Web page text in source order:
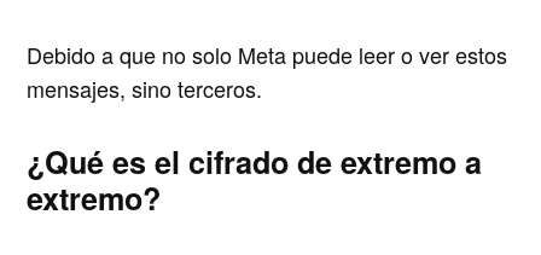
Debido a que no solo Meta puede leer o ver estos
mensajes, sino terceros.
¿Qué es el cifrado de extremo a
extremo?